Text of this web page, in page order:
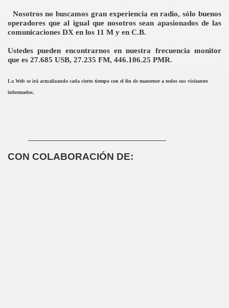
Nosotros no buscamos gran experiencia en radio, sólo buenos
operadores que al igual que nosotros sean apasionados de las
comunicaciones DX en los 11 M y en C.B.
Ustedes pueden encontrarnos en nuestra frecuencia monitor
que es 27.685 USB, 27.235 FM, 446.106.25 PMR.
La Web se irá actualizando cada cierto tiempo con el fin de mantener a todos sus visitantes
informados.
CON COLABORACIÓN DE: